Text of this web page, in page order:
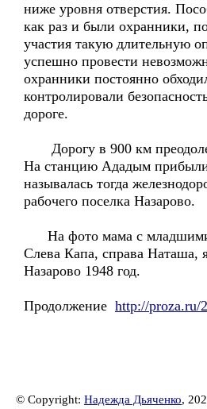
ниже уровня отверстия.
как раз и были охранники,
участия такую длительную
успешно провести
охранники постоянно
контролировали
дороге.
Дорогу в 900 км
На станцию Ададым
называлась тогда
рабочего поселка Назарово.
На фото мама с
Слева Капа, справа Наташа,
Назарово 1948 год.
Продолжение http://proza.ru/
© Copyright: Надежда Дьяченко,